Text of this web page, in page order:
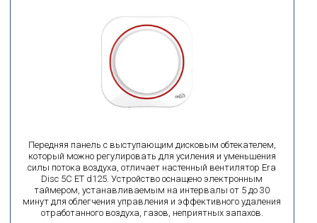
Передняя панель с выступающим дисковым обтекателем,
который можно регулировать для усиления и уменьшения
силы потока воздуха, отличает настенный вентилятор Era
Disc 5C ET d125. Устройство оснащено электронным
таймером, устанавливаемым на интервалы от 5 до 30
минут для облегчения управления и эффективного удаления
отработанного воздуха, газов, неприятных запахов.